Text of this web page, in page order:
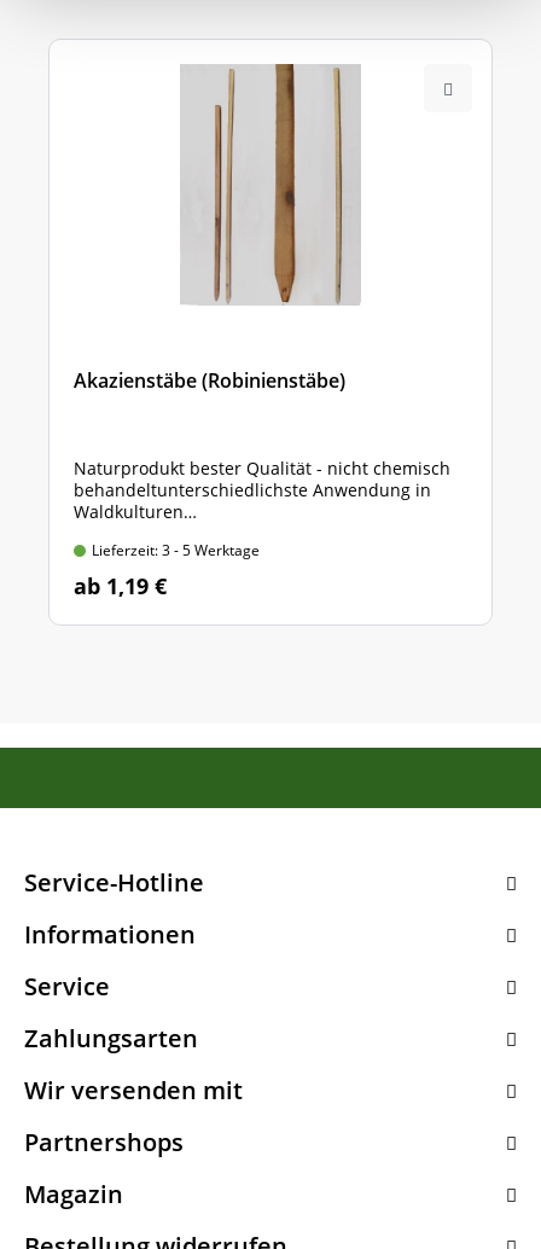
Akazienstäbe (Robinienstäbe)
Naturprodukt bester Qualität - nicht chemisch
behandeltunterschiedlichste Anwendung in
Waldkulturen
Lieferzeit: 3 - 5 Werktage
ab 1,19 €
Service-Hotline
Informationen
Service
Zahlungsarten
Wir versenden mit
Partnershops
Magazin